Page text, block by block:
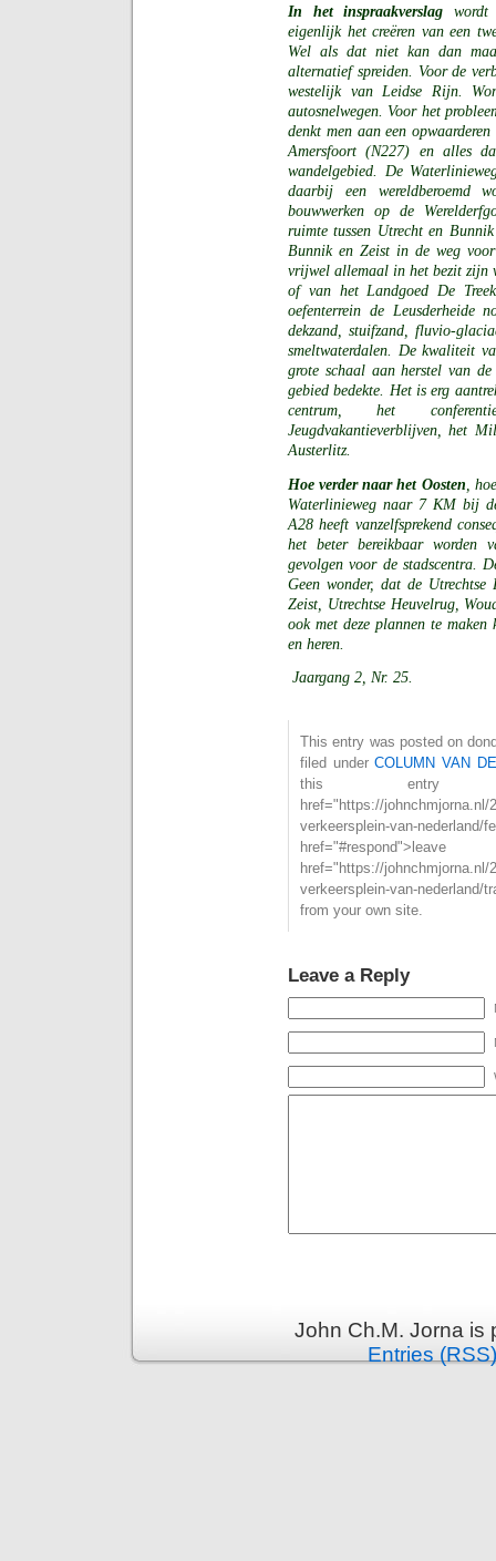
In het inspraakverslag wordt
eigenlijk het creëren van een
Wel als dat niet kan dan
alternatief spreiden. Voor de
westelijk van Leidse Rijn.
autosnelwegen. Voor het
denkt men aan een
Amersfoort (N227) en alles
wandelgebied. De
daarbij een wereldberoemd
bouwwerken op de
ruimte tussen Utrecht en
Bunnik en Zeist in de weg
vrijwel allemaal in het bezit zijn
of van het Landgoed De
oefenterrein de
dekzand, stuifzand, fluvio-
smeltwaterdalen. De kwaliteit
grote schaal aan herstel van
gebied bedekte. Het is erg
centrum, het
Jeugdvakantieverblijven, het
Austerlitz.
Hoe verder naar het Oosten ,
Waterlinieweg naar 7 KM bij
A28 heeft vanzelfsprekend
het beter bereikbaar worden
gevolgen voor de stadscentra.
Geen wonder, dat de
Zeist, Utrechtse Heuvelrug,
ook met deze plannen te
en heren.
Jaargang 2, Nr. 25.
This entry was posted on
filed underCOLUMN VAN
this entry
href="https://johnchmjorna.nl/
verkeersplein-van-
href="https://johnchmjorna.nl/
verkeersplein-van-
from your own site.
Leave a Reply
John Ch.M. Jorna
Entries (RSS)